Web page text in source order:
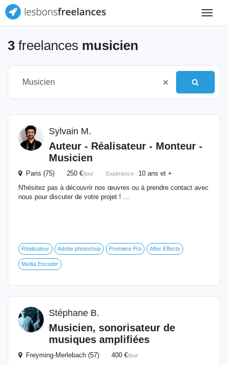
Toggle
3 freelances musicien
Sylvain M.
Auteur - Réalisateur - Monteur -
Musicien
Paris (75) 250 €/jour Expérience : 10 ans et +
N'hésitez pas à découvrir nos œuvres ou à prendre contact avec
nous pour discuter de votre projet ! ...
Réalisateur Adobe photoshop Premiere Pro After Effects
Media Encoder
Stéphane B.
Musicien, sonorisateur de
musiques amplifiées
Freyming-Merlebach (57) 400 €/jour